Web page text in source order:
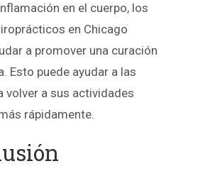
en el cuerpo, los
en Chicago
a promover una curación
Esto puede ayudar a las
volver a sus actividades
rápidamente.